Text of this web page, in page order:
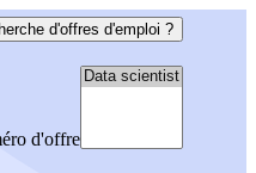
d'offres d'emploi ?
d'offre